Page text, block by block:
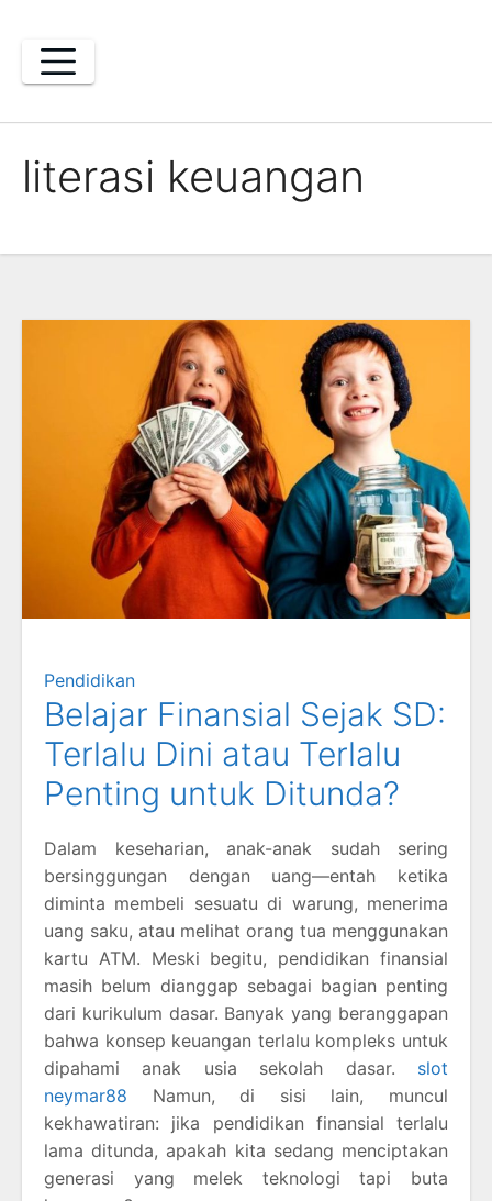
content
literasi keuangan
Pendidikan
Belajar Finansial Sejak SD:
Terlalu Dini atau Terlalu
Penting untuk Ditunda?
Dalam keseharian, anak-anak sudah sering
bersinggungan dengan uang—entah ketika
diminta membeli sesuatu di warung, menerima
uang saku, atau melihat orang tua menggunakan
kartu ATM. Meski begitu, pendidikan finansial
masih belum dianggap sebagai bagian penting
dari kurikulum dasar. Banyak yang beranggapan
bahwa konsep keuangan terlalu kompleks untuk
dipahami anak usia sekolah dasar. slot
neymar88 Namun, di sisi lain, muncul
kekhawatiran: jika pendidikan finansial terlalu
lama ditunda, apakah kita sedang menciptakan
generasi yang melek teknologi tapi buta